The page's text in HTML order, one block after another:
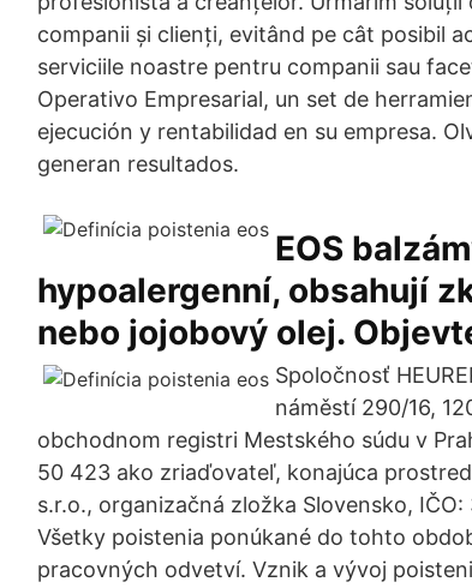
companii și clienți, evitând pe cât posibil
serviciile noastre pentru companii sau
Operativo Empresarial, un set de
ejecución y rentabilidad en su empresa.
generan resultados.
EOS
hypoalergenní, obsahují
nebo jojobový olej.
Spoločnosť
náměstí 290/16,
obchodnom registri Mestského súdu v
50 423 ako zriaďovateľ, konajúca
s.r.o., organizačná zložka Slovensko,
Všetky poistenia ponúkané do tohto
pracovných odvetví. Vznik a vývoj